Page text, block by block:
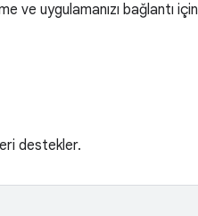
ve uygulamanızı bağlantı için
destekler.